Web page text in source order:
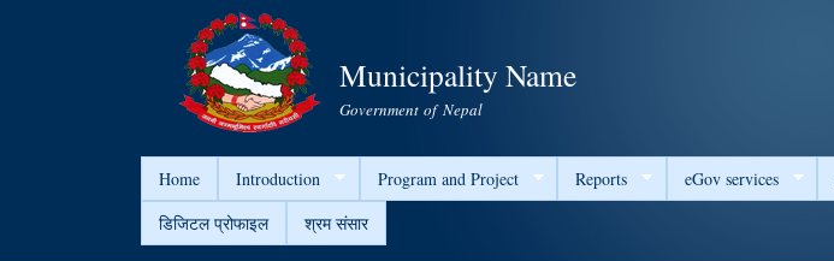
Municipality Name
Government of Nepal
Home Introduction Program and Project Reports eGov services
डिजिटल प्रोफाइल
श्रम संसार